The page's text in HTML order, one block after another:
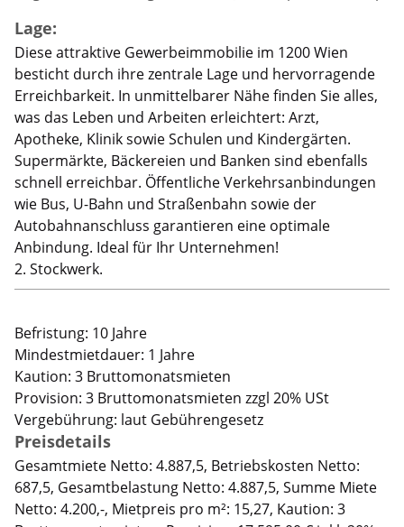
Lage:
Diese attraktive Gewerbeimmobilie im 1200 Wien
besticht durch ihre zentrale Lage und hervorragende
Erreichbarkeit. In unmittelbarer Nähe finden Sie alles,
was das Leben und Arbeiten erleichtert: Arzt,
Apotheke, Klinik sowie Schulen und Kindergärten.
Supermärkte, Bäckereien und Banken sind ebenfalls
schnell erreichbar. Öffentliche Verkehrsanbindungen
wie Bus, U-Bahn und Straßenbahn sowie der
Autobahnanschluss garantieren eine optimale
Anbindung. Ideal für Ihr Unternehmen!
2. Stockwerk.
Befristung: 10 Jahre
Mindestmietdauer: 1 Jahre
Kaution: 3 Bruttomonatsmieten
Provision: 3 Bruttomonatsmieten zzgl 20% USt
Vergebührung: laut Gebührengesetz
Preisdetails
Gesamtmiete Netto: 4.887,5, Betriebskosten Netto:
687,5, Gesamtbelastung Netto: 4.887,5, Summe Miete
Netto: 4.200,-, Mietpreis pro m²: 15,27, Kaution: 3